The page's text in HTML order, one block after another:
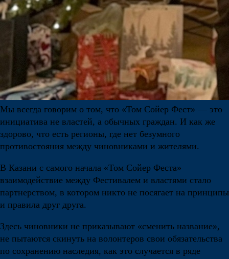
Мы всегда говорим о том, что «Том Сойер Фест» — это
инициатива не властей, а обычных граждан. И как же
здорово, что есть регионы, где нет безумного
противостояния между чиновниками и жителями.
В Казани с самого начала «Том Сойер Феста»
взаимодействие между Фестивалем и властями стало
партнерством, в котором никто не посягает на принципы
и правила друг друга.
Здесь чиновники не приказывают «сменить название»,
не пытаются скинуть на волонтеров свои обязательства
по сохранению наследия, как это случается в ряде